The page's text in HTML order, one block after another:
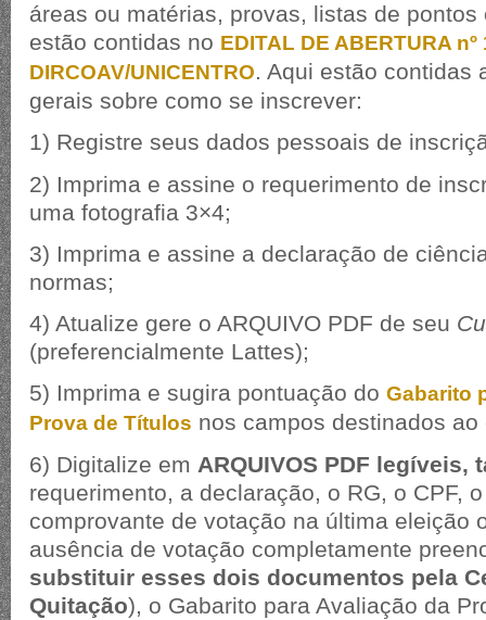
áreas ou matérias, provas, listas de
estão contidas no EDITAL DE ABERTURA nº
DIRCOAV/UNICENTRO. Aqui estão contidas
gerais sobre como se inscrever:
1) Registre seus dados pessoais de
2) Imprima e assine o requerimento de
uma fotografia 3×4;
3) Imprima e assine a declaração de
normas;
4) Atualize gere o ARQUIVO PDF de seu
(preferencialmente Lattes);
5) Imprima e sugira pontuação do Gabarito
Prova de Títulos nos campos destinados ao
6) Digitalize em ARQUIVOS PDF legíveis,
requerimento, a declaração, o RG, o CPF,
comprovante de votação na última eleição
ausência de votação completamente
substituir esses dois documentos pela
Quitação), o Gabarito para Avaliação da